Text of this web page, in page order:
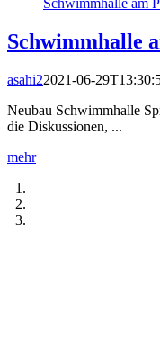
Schwimmhalle am
Schwimmhalle
asahi22021-06-
Neubau Schwimmhalle
die Diskussionen, ...
mehr